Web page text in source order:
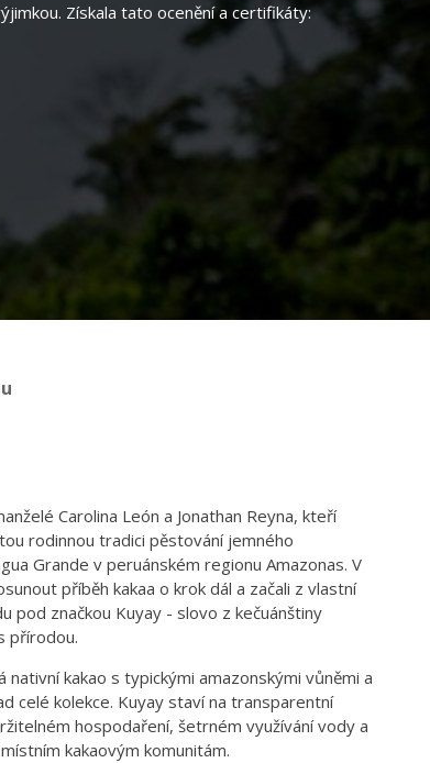
Získala tato ocenění a certifikáty:
Carolina León a Jonathan Reyna, kteří
rodinnou tradici pěstování jemného
Grande v peruánském regionu Amazonas. V
příběh kakaa o krok dál a začali z vlastní
pod značkou Kuyay - slovo z kečuánštiny
přírodou.
nativní kakao s typickými amazonskými vůněmi a
celé kolekce. Kuyay staví na transparentní
hospodaření, šetrném využívání vody a
kakaovým komunitám.